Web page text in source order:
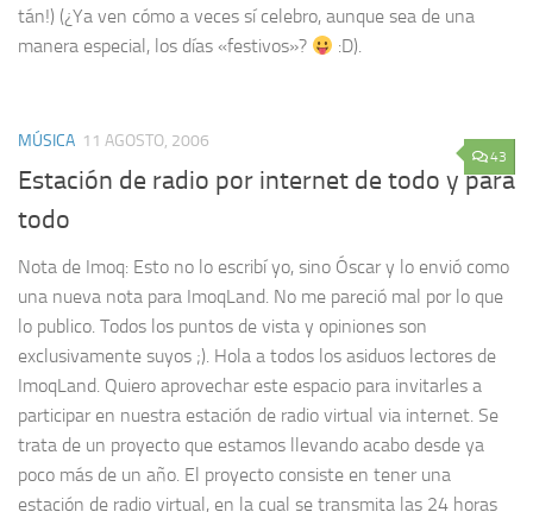
tán!) (¿Ya ven cómo a veces sí celebro, aunque sea de una
manera especial, los días «festivos»?
:D).
43
MÚSICA 11 AGOSTO, 2006
Estación de radio por internet de todo y para
todo
Nota de Imoq: Esto no lo escribí yo, sino Óscar y lo envió como
una nueva nota para ImoqLand. No me pareció mal por lo que
lo publico. Todos los puntos de vista y opiniones son
exclusivamente suyos ;). Hola a todos los asiduos lectores de
ImoqLand. Quiero aprovechar este espacio para invitarles a
participar en nuestra estación de radio virtual via internet. Se
trata de un proyecto que estamos llevando acabo desde ya
poco más de un año. El proyecto consiste en tener una
estación de radio virtual, en la cual se transmita las 24 horas